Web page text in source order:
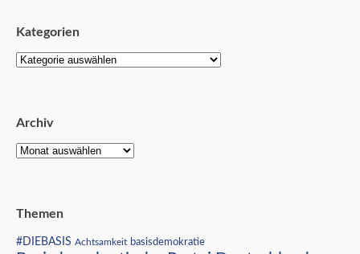
Kategorien
Archiv
Themen
#DIEBASIS Achtsamkeit basisdemokratie